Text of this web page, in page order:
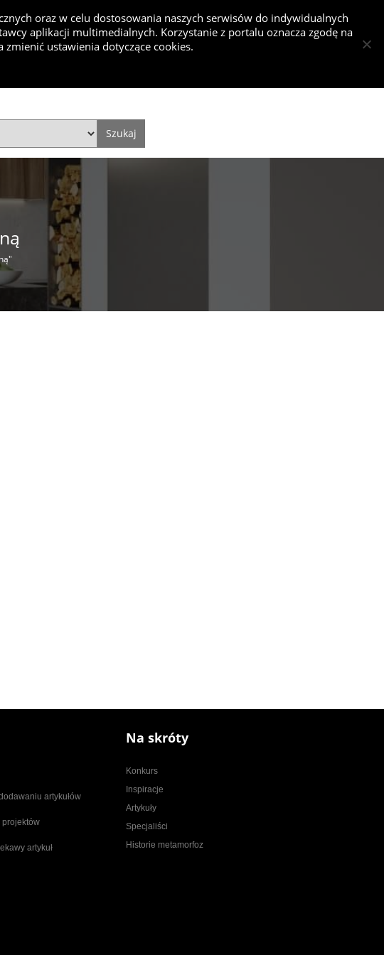
Dodaj projekt
Konkurs
artykułów
projektów
artykuł
Na skróty
Konkurs
Inspiracje
Artykuły
Specjaliści
Historie metamorfoz
oraz w celu dostosowania naszych serwisów do indywidualnych
aplikacji multimedialnych. Korzystanie z portalu oznacza zgodę na
ustawienia dotyczące cookies.